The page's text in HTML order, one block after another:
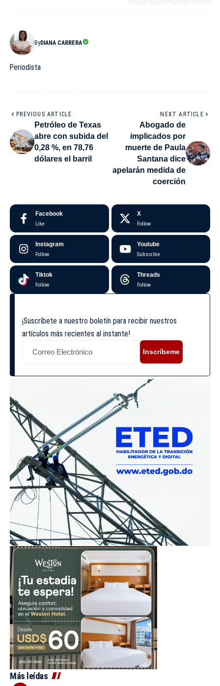
ByDIANA CARRERA
Periodista
PREVIOUS ARTICLE
Petróleo de Texas
abre con subida del
0,28 %, en 78,76
dólares el barril
NEXT ARTICLE
Abogado de
implicados por
muerte de Paula
Santana dice
apelarán medida de
coerción
Facebook
Like
X
Follow
Instagram
Follow
Youtube
Subscribe
Tiktok
Follow
Threads
Follow
¡Suscríbete a nuestro boletín para recibir nuestros
artículos más recientes al instante!
Inscríbeme
Más leídas